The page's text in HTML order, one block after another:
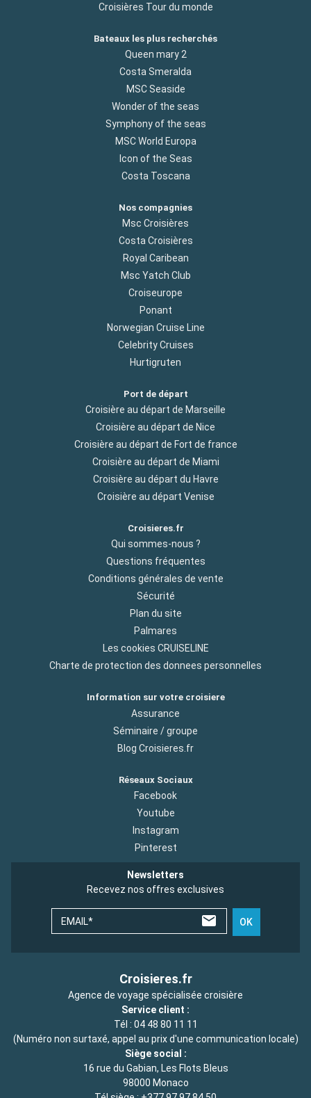
Croisières Tour du monde
Bateaux les plus recherchés
Queen mary 2
Costa Smeralda
MSC Seaside
Wonder of the seas
Symphony of the seas
MSC World Europa
Icon of the Seas
Costa Toscana
Nos compagnies
Msc Croisières
Costa Croisières
Royal Caribean
Msc Yatch Club
Croiseurope
Ponant
Norwegian Cruise Line
Celebrity Cruises
Hurtigruten
Port de départ
Croisière au départ de Marseille
Croisière au départ de Nice
Croisière au départ de Fort de france
Croisière au départ de Miami
Croisière au départ du Havre
Croisière au départ Venise
Croisieres.fr
Qui sommes-nous ?
Questions fréquentes
Conditions générales de vente
Sécurité
Plan du site
Palmares
Les cookies CRUISELINE
Charte de protection des donnees personnelles
Information sur votre croisiere
Assurance
Séminaire / groupe
Blog Croisieres.fr
Réseaux Sociaux
Facebook
Youtube
Instagram
Pinterest
Newsletters
Recevez nos offres exclusives
EMAIL* OK
Croisieres.fr
Agence de voyage spécialisée croisière
Service client :
Tél : 04 48 80 11 11
(Numéro non surtaxé, appel au prix d'une communication locale)
Siège social :
16 rue du Gabian, Les Flots Bleus
98000 Monaco